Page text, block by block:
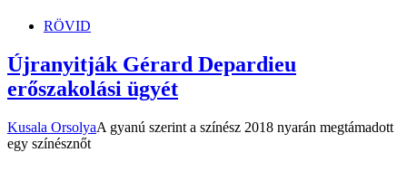
RÖVID
Újranyitják Gérard Depardieu
erőszakolási ügyét
Kusala OrsolyaA gyanú szerint a színész 2018 nyarán megtámadott
egy színésznőt